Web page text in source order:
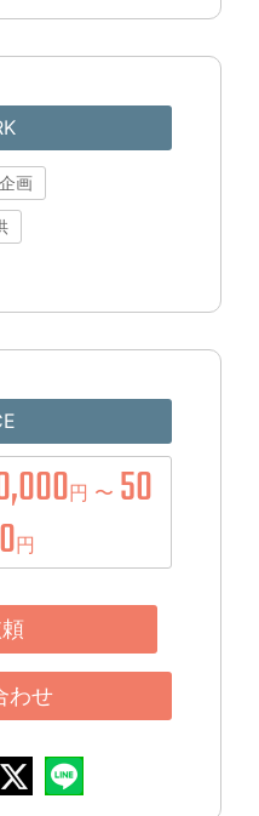
画
円 〜 50
円
わせ